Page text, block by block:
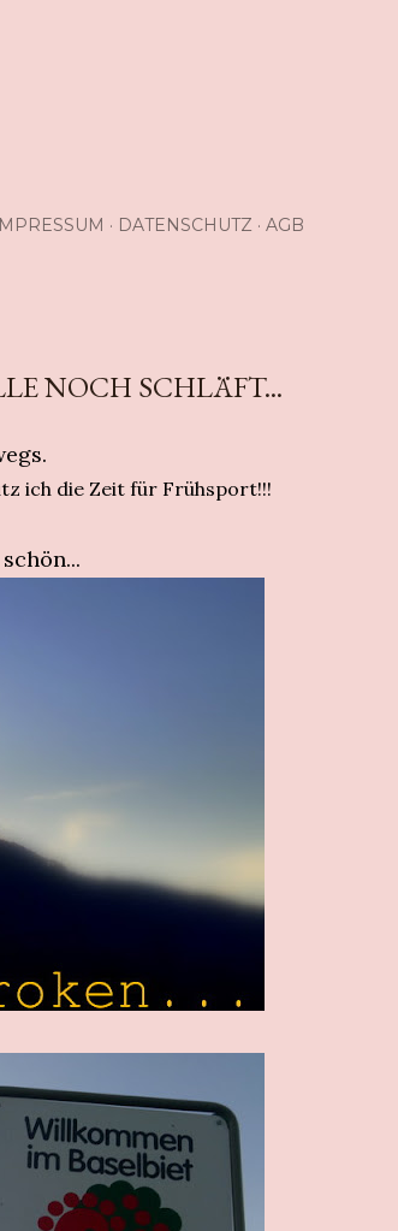
DATENSCHUTZ AGB
NOCH SCHLÄFT...
ich die Zeit für Frühsport!!!